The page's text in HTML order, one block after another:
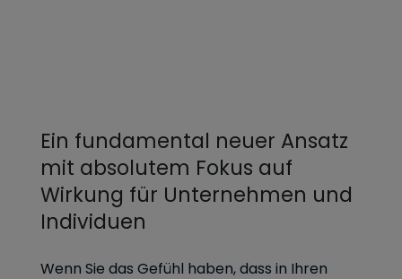
Ein fundamental neuer Ansatz
mit absolutem Fokus auf
Wirkung für Unternehmen und
Individuen
Wenn Sie das Gefühl haben, dass in Ihren